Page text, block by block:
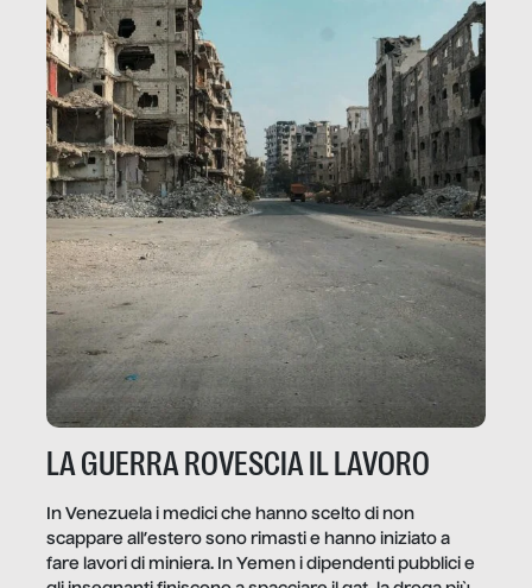
LA GUERRA ROVESCIA IL LAVORO
In Venezuela i medici che hanno scelto di non
scappare all’estero sono rimasti e hanno iniziato a
fare lavori di miniera. In Yemen i dipendenti pubblici e